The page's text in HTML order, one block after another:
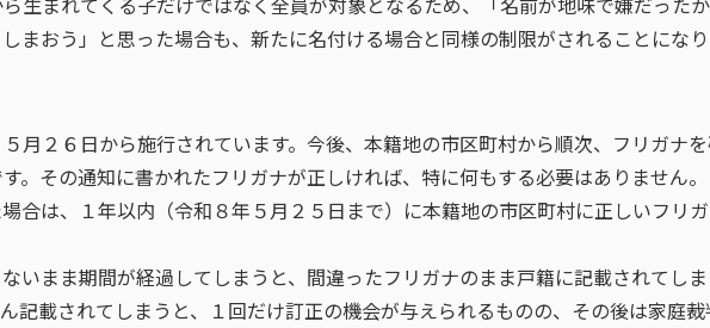
まおう」と思った場合も、新たに名付ける場合と同様の制限がされることにな
月２６日から施行されています。今後、本籍地の市区町村から順次、フリガナ
。その通知に書かれたフリガナが正しければ、特に何もする必要はありません。
合は、１年以内（令和８年５月２５日まで）に本籍地の市区町村に正しいフリ
いまま期間が経過してしまうと、間違ったフリガナのまま戸籍に記載されてし
記載されてしまうと、１回だけ訂正の機会が与えられるものの、その後は家庭